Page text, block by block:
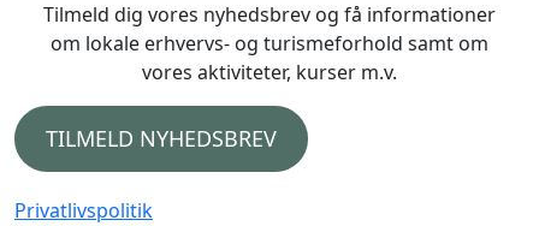
Tilmeld dig vores nyhedsbrev og få informationer
om lokale erhvervs- og turismeforhold samt om
vores aktiviteter, kurser m.v.
TILMELD NYHEDSBREV
Privatlivspolitik